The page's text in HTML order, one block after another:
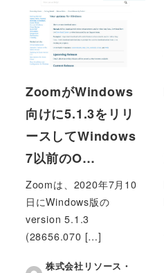
ZoomがWindows
向けに5.1.3をリリ
ースしてWindows
7以前のO…
Zoomは、2020年7月10
日にWindows版の
version 5.1.3
(28656.070 […]
株式会社リソース・